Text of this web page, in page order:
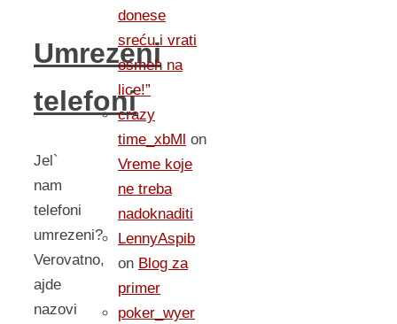
Umrezeni
telefoni
Jel`
nam
telefoni
umrezeni?
Verovatno,
ajde
nazovi
donese
sreću i vrati
osmeh na
lice!”
crazy
time_xbMl on
Vreme koje
ne treba
nadoknaditi
LennyAspib
on Blog za
primer
poker_wyer